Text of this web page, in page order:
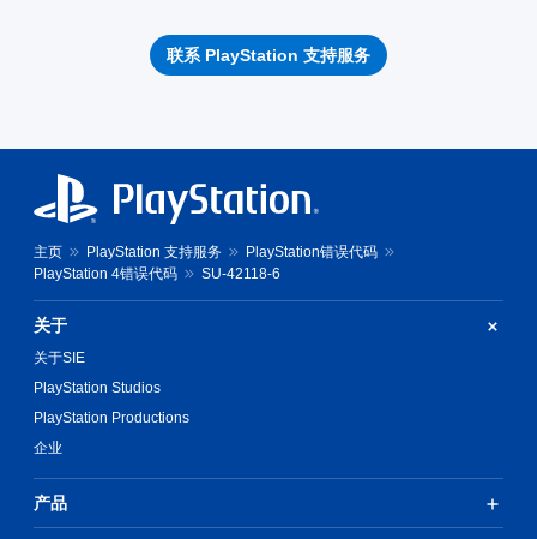
联系 PlayStation 支持服务
主页 PlayStation 支持服务
PlayStation错误代码
PlayStation 4错误代码
SU-42118-6
关于
关于SIE
PlayStation Studios
PlayStation Productions
企业
产品